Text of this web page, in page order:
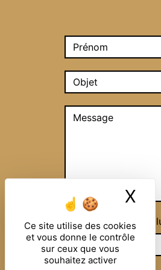
Ce site utilise des cookies
et vous donne le contrôle
sur ceux que vous
souhaitez activer
X
Combien font huit